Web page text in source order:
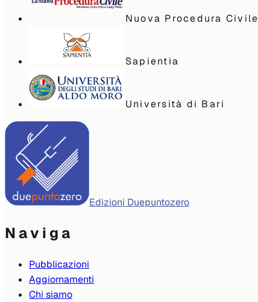
Nuova Procedura Civile
Sapientia
Università di Bari
Edizioni Duepuntozero
Naviga
Pubblicazioni
Aggiornamenti
Chi siamo